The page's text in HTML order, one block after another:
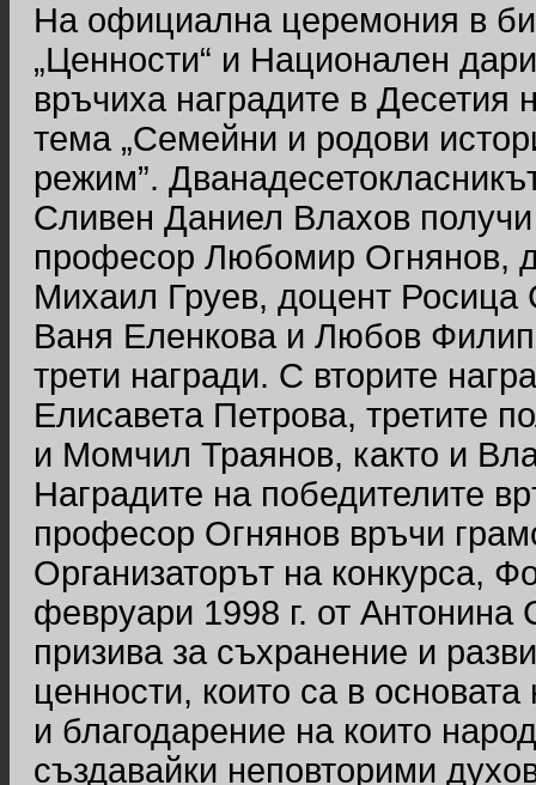
На официална церемония в
„Ценности“ и Национален
връчиха наградите в Десетия
тема „Семейни и родови
режим”.
Сливен Даниел Влахов
професор Любомир Огнянов,
Михаил Груев, доцент Росица
Ваня Еленкова и Любов
трети награди. С вторите
Елисавета Петрова, третите
и Момчил Траянов, както и
Наградите на победителите
професор Огнянов връчи
Организаторът на конкурса,
февруари 1998 г. от Антонина
призива за съхранение и
ценности, които са в
и благодарение на които
създавайки неповторими